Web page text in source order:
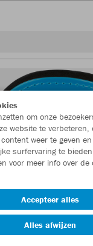
om onze
website te verbeteren,
weer te geven
surfervaring te
voor meer info over de
Accepteer alles
Alles afwijzen